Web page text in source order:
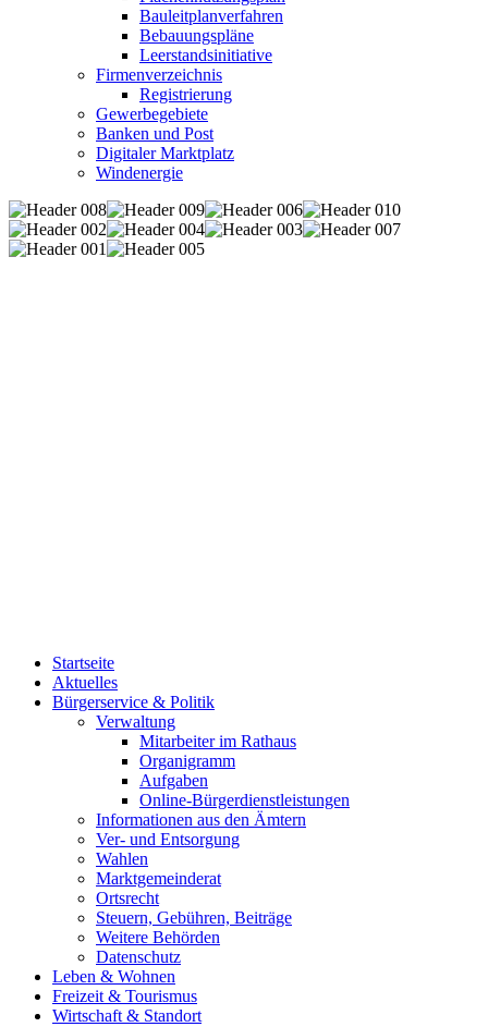
Bauleitplanverfahren
Bebauungspläne
Leerstandsinitiative
Firmenverzeichnis
Registrierung
Gewerbegebiete
Banken und Post
Digitaler Marktplatz
Windenergie
Startseite
Aktuelles
Bürgerservice & Politik
Verwaltung
Mitarbeiter im Rathaus
Organigramm
Aufgaben
Online-Bürgerdienstleistungen
Informationen aus den Ämtern
Ver- und Entsorgung
Wahlen
Marktgemeinderat
Ortsrecht
Steuern, Gebühren, Beiträge
Weitere Behörden
Datenschutz
Leben & Wohnen
Freizeit & Tourismus
Wirtschaft & Standort